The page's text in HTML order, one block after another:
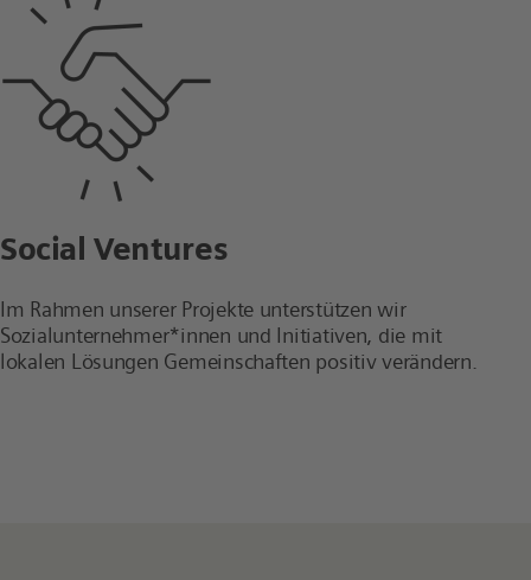
Social Ventures
Im Rahmen unserer Projekte unterstützen wir
Sozialunternehmer*innen und Initiativen, die mit
lokalen Lösungen Gemeinschaften positiv verändern.